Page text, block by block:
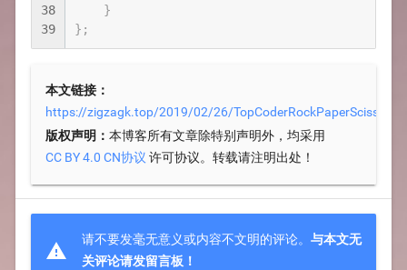
38
39
}
} ;
本文链接：
https://zigzagk.top/2019/02/26/TopCoderRockPaperScissors
版权声明： 本博客所有文章除特别声明外，均采用
CC BY 4.0 CN协议 许可协议。转载请注明出处！

请不要发毫无意义或内容不文明的评论。 与本文无
关评论请发留言板！